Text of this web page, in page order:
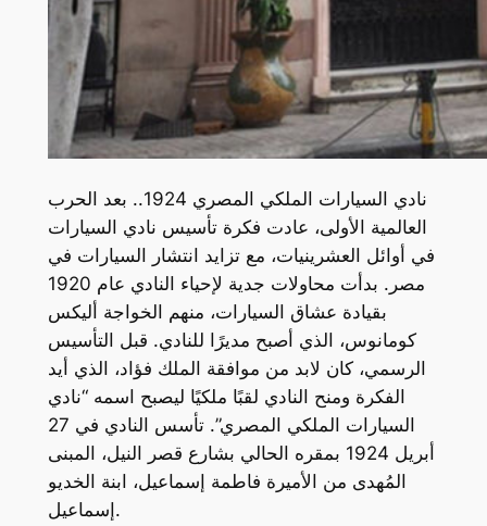
نادي السيارات الملكي المصري 1924.. بعد الحرب
العالمية الأولى، عادت فكرة تأسيس نادي السيارات
في أوائل العشرينيات، مع تزايد انتشار السيارات في
مصر. بدأت محاولات جدية لإحياء النادي عام 1920
بقيادة عشاق السيارات، منهم الخواجة أليكس
كومانوس، الذي أصبح مديرًا للنادي. قبل التأسيس
الرسمي، كان لابد من موافقة الملك فؤاد، الذي أيد
الفكرة ومنح النادي لقبًا ملكيًا ليصبح اسمه “نادي
السيارات الملكي المصري”. تأسس النادي في 27
أبريل 1924 بمقره الحالي بشارع قصر النيل، المبنى
المُهدى من الأميرة فاطمة إسماعيل، ابنة الخديو
إسماعيل.